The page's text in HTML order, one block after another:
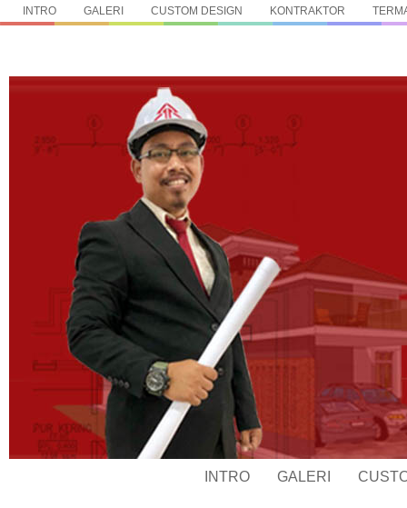
INTRO GALERI CUSTOM DESIGN KONTRAKTOR
INTRO GALERI